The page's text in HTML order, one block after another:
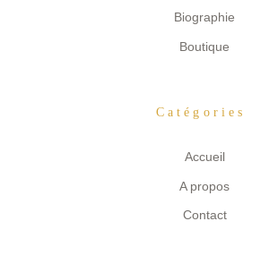
Biographie
Boutique
Catégories
Accueil
A propos
Contact